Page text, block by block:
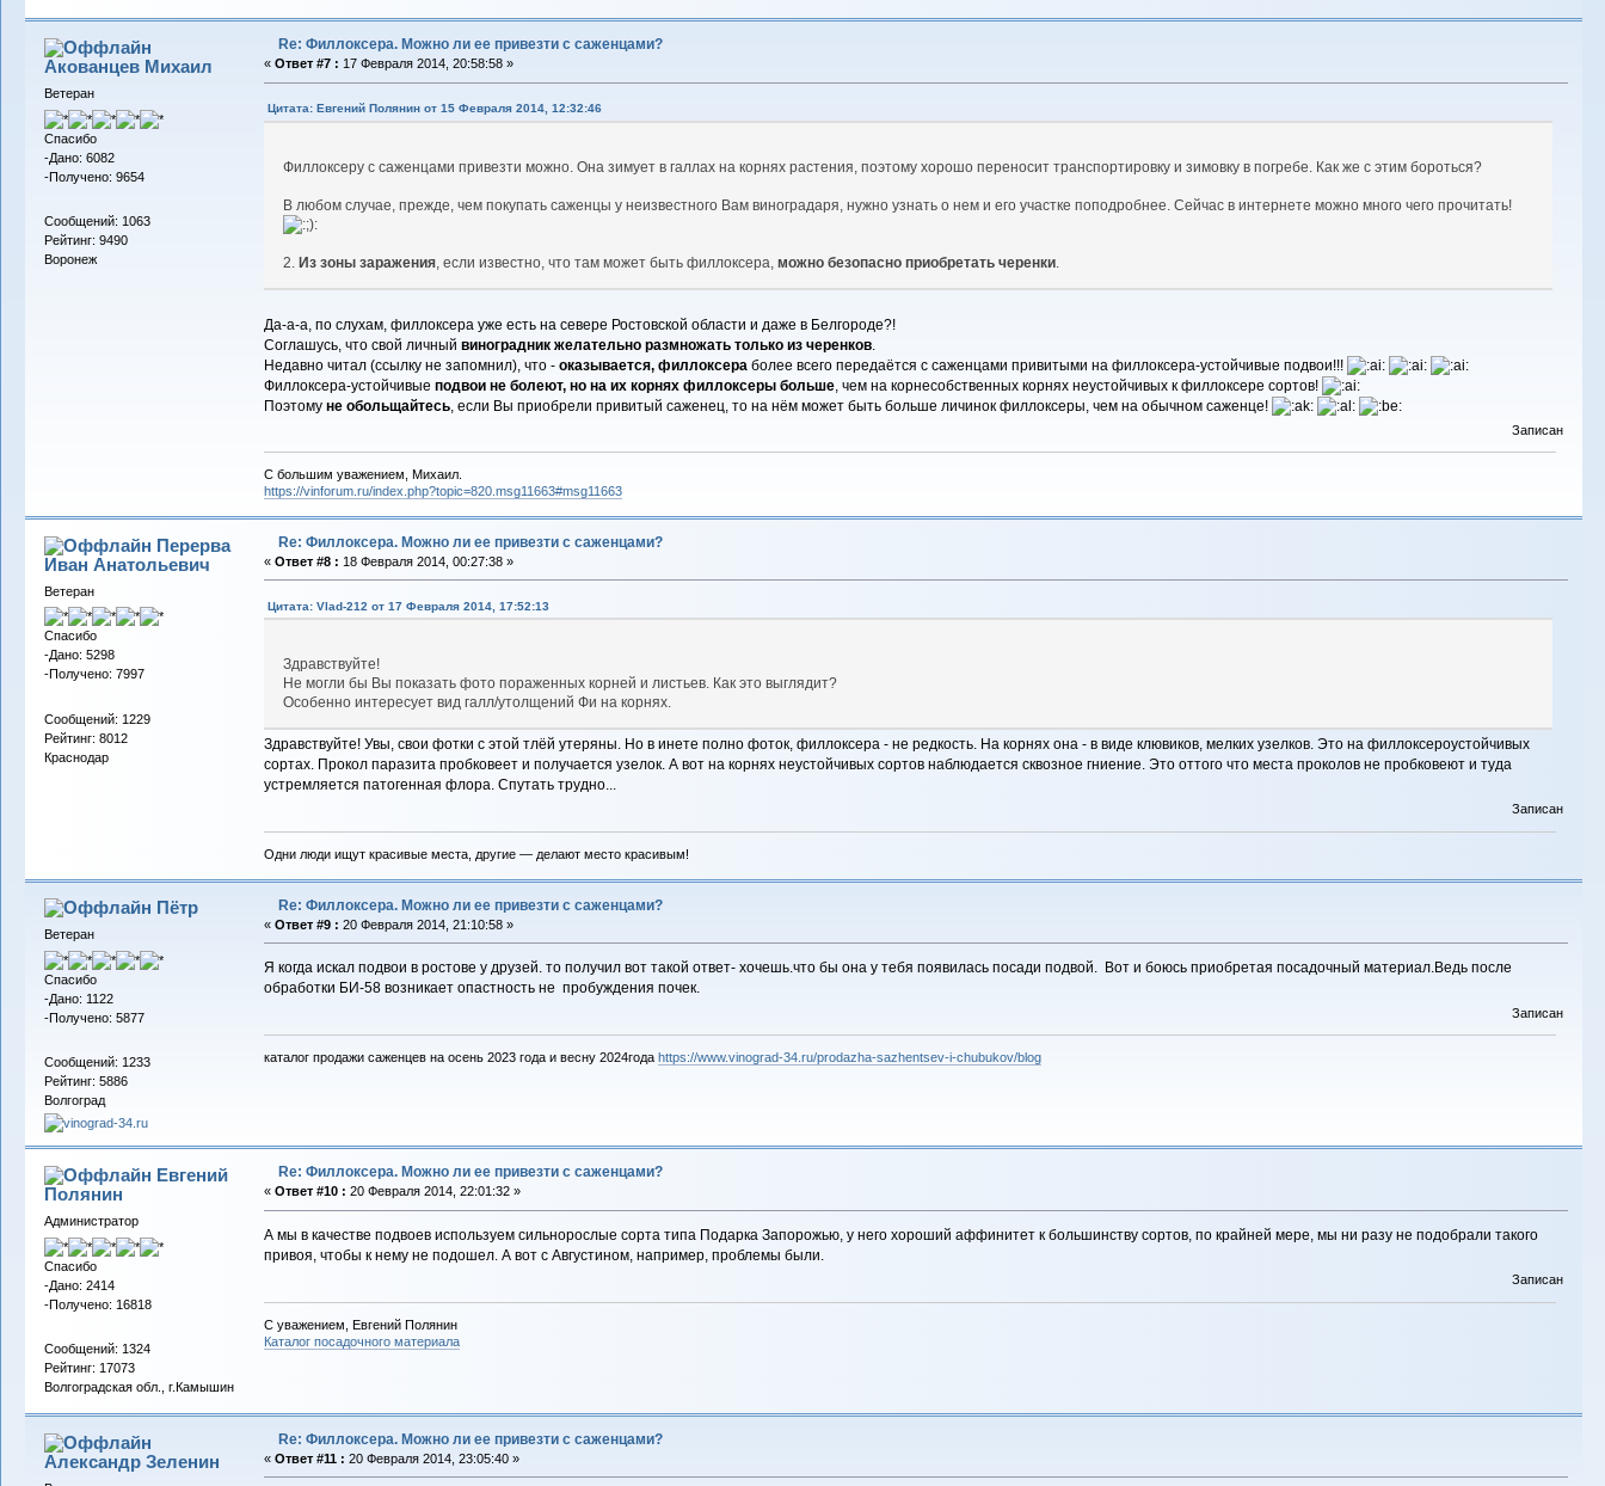
Акованцев Михаил
Ветеран
Спасибо
-Дано: 6082
-Получено: 9654
Сообщений: 1063
Рейтинг: 9490
Воронеж
Re: Филлоксера. Можно ли ее привезти с саженцами?
« Ответ #7 : 17 Февраля 2014, 20:58:58 »
Цитата: Евгений Полянин от 15 Февраля 2014, 12:32:46
Филлоксеру с саженцами привезти можно. Она зимует в галлах на корнях растения, поэтому хорошо переносит транспортировку и зимовку в погребе. Как же с этим бороться?
В любом случае, прежде, чем покупать саженцы у неизвестного Вам виноградаря, нужно узнать о нем и его участке поподробнее. Сейчас в интернете можно много чего прочитать!
2.Из зоны заражения , если известно, что там может быть филлоксера,можно безопасно приобретать черенки
Да-а-а, по слухам, филлоксера уже есть на севере Ростовской области и даже в Белгороде?!
Соглашусь, что свой личный виноградник желательно размножать только из черенков.
Недавно читал (ссылку не запомнил), что -оказывается, филлоксера более всего передаётся с саженцами привитыми на филлоксера-устойчивые подвои!!!
Филлоксера-устойчивые подвои не болеют, но на их корнях филлоксеры больше, чем на корнесобственных корнях неустойчивых к филлоксере сортов!
Поэтому не обольщайтесь, если Вы приобрели привитый саженец, то на нём может быть больше личинок филлоксеры, чем на обычном саженце!
Записан
С большим уважением, Михаил.
https://vinforum.ru/index.php?topic=820.msg11663#msg11663
Перерва
Иван Анатольевич
Ветеран
Спасибо
-Дано: 5298
-Получено: 7997
Сообщений: 1229
Рейтинг: 8012
Краснодар
Re: Филлоксера. Можно ли ее привезти с саженцами?
« Ответ #8 : 18 Февраля 2014, 00:27:38 »
Цитата: Vlad-212 от 17 Февраля 2014, 17:52:13
Здравствуйте!
Не могли бы Вы показать фото пораженных корней и листьев. Как это выглядит?
Особенно интересует вид галл/утолщений Фи на корнях.
Здравствуйте! Увы, свои фотки с этой тлёй утеряны. Но в инете полно фоток, филлоксера - не редкость. На корнях она - в виде клювиков, мелких узелков. Это на филлоксероустойчивых
сортах. Прокол паразита пробковеет и получается узелок. А вот на корнях неустойчивых сортов наблюдается сквозное гниение. Это оттого что места проколов не пробковеют и туда
устремляется патогенная флора. Спутать трудно...
Записан
Одни люди ищут красивые места, другие — делают место красивым!
Пётр
Ветеран
Спасибо
-Дано: 1122
-Получено: 5877
Сообщений: 1233
Рейтинг: 5886
Волгоград
Re: Филлоксера. Можно ли ее привезти с саженцами?
« Ответ #9 : 20 Февраля 2014, 21:10:58 »
Я когда искал подвои в ростове у друзей. то получил вот такой ответ- хочешь.что бы она у тебя появилась посади подвой. Вот и боюсь приобретая посадочный материал.Ведь после
обработки БИ-58 возникает опастность не пробуждения почек.
Записан
каталог продажи саженцев на осень 2023 года и весну 2024года https://www.vinograd-34.ru/prodazha-sazhentsev-i-chubukov/blog
Евгений
Полянин
Администратор
Спасибо
-Дано: 2414
-Получено: 16818
Сообщений: 1324
Рейтинг: 17073
Волгоградская обл., г.Камышин
Re: Филлоксера. Можно ли ее привезти с саженцами?
« Ответ #10 : 20 Февраля 2014, 22:01:32 »
А мы в качестве подвоев используем сильнорослые сорта типа Подарка Запорожью, у него хороший аффинитет к большинству сортов, по крайней мере, мы ни разу не подобрали такого
привоя, чтобы к нему не подошел. А вот с Августином, например, проблемы были.
Записан
С уважением, Евгений Полянин
Каталог посадочного материала
Александр Зеленин
Re: Филлоксера. Можно ли ее привезти с саженцами?
« Ответ #11 : 20 Февраля 2014, 23:05:40 »